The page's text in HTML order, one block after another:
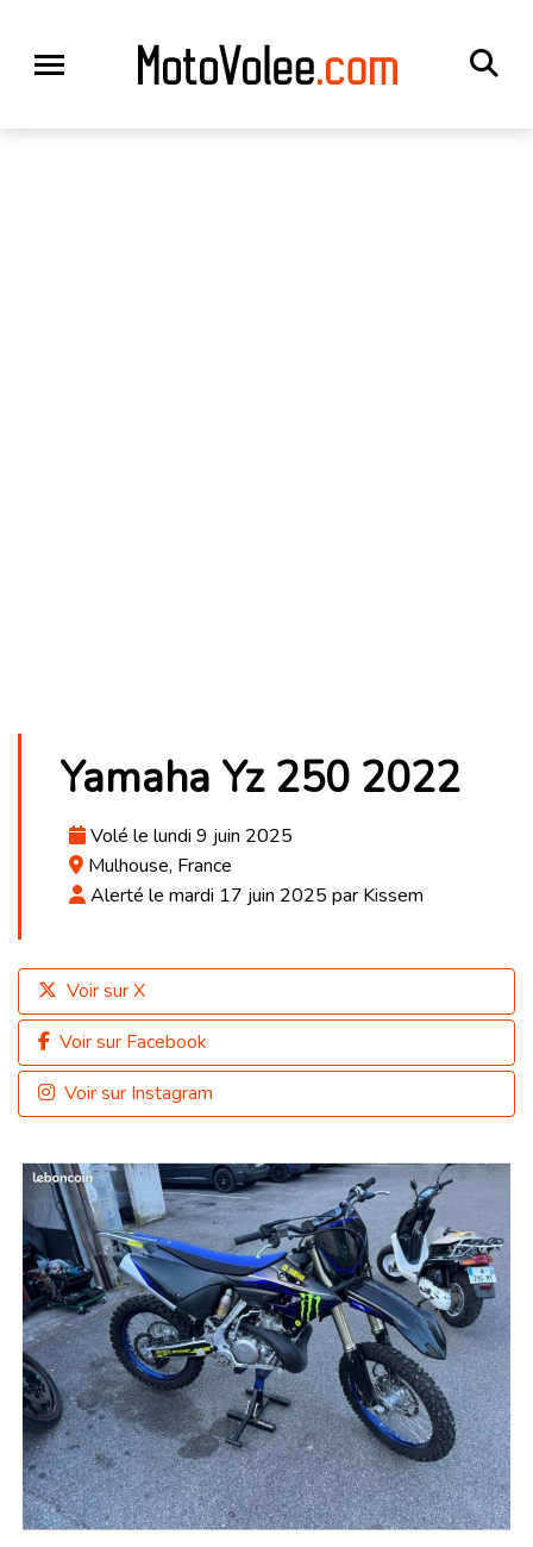
Yamaha Yz 250 2022
Volé le lundi 9 juin 2025
Mulhouse, France
Alerté le mardi 17 juin 2025 par Kissem
Voir sur X
Voir sur Facebook
Voir sur Instagram